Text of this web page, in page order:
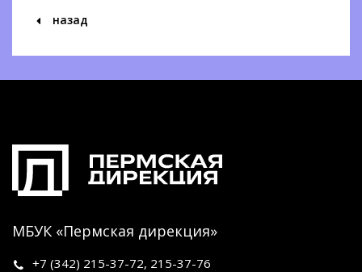
назад
МБУК «Пермская дирекция»
+7 (342) 215-37-72, 215-37-76